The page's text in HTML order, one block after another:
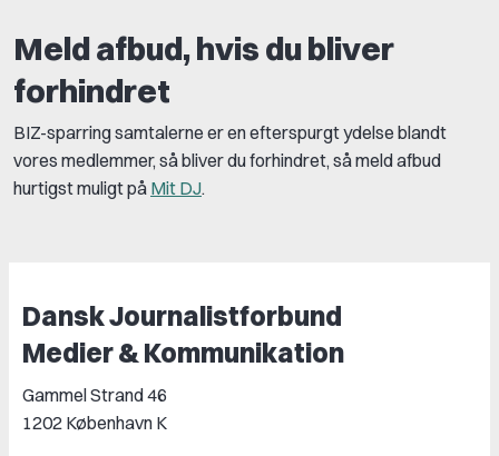
Meld afbud, hvis du bliver
forhindret
BIZ-sparring samtalerne er en efterspurgt ydelse blandt
vores medlemmer, så bliver du forhindret, så meld afbud
hurtigst muligt på Mit DJ.
Dansk Journalistforbund
Medier & Kommunikation
Gammel Strand 46
1202 København K